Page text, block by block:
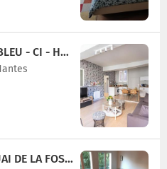
NANTES - SAINT NICOLAS BLEU - CI - HYPERCENTRE
APPARTEMENT PROCHE QUAI DE LA FOSSE